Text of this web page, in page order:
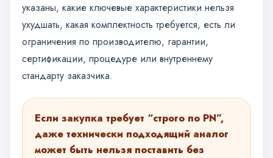
указаны, какие ключевые характеристики нельзя
ухудшать, какая комплектность требуется, есть ли
ограничения по производителю, гарантии,
сертификации, процедуре или внутреннему
стандарту заказчика.
Если закупка требует “строго по PN”,
даже технически подходящий аналог
может быть нельзя поставить без